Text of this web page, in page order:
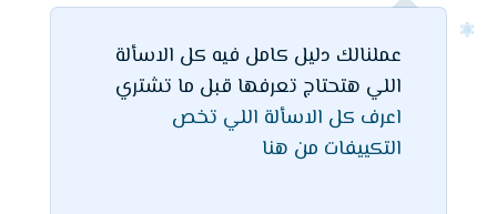
عملنالك دليل كامل فيه كل الاسألة
اللي هتحتاج تعرفها قبل ما تشتري
اعرف كل الاسألة اللي تخص
التكييفات من هنا